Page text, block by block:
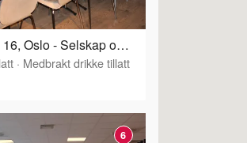
Grendehuset i Korsgata 16, Oslo - Selskap og konferanselokale
· Medbrakt drikke tillatt
6